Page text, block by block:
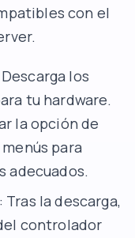
con el
Descarga los
tu hardware.
la opción de
para
adecuados.
: Tras la descarga,
controlador